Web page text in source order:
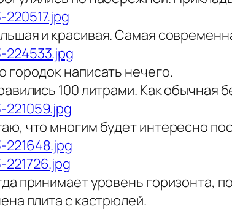
и красивая. Самая
городок написать нечего.
100 литрами. Как обычная
что многим будет интересно
принимает уровень горизонта,
плита с кастрюлей.